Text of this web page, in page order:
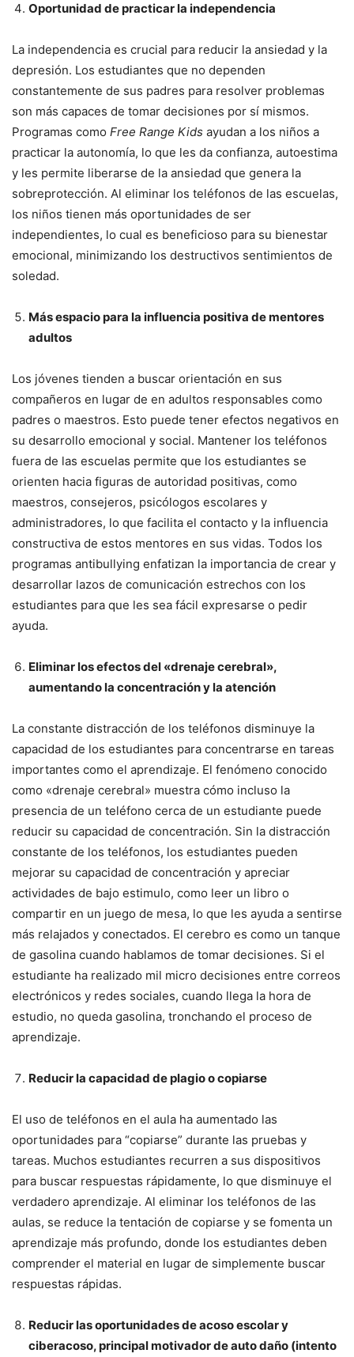
Oportunidad de practicar la independencia
La independencia es crucial para reducir la ansiedad y la
depresión. Los estudiantes que no dependen
constantemente de sus padres para resolver problemas
son más capaces de tomar decisiones por sí mismos.
Programas como Free Range Kids ayudan a los niños a
practicar la autonomía, lo que les da confianza, autoestima
y les permite liberarse de la ansiedad que genera la
sobreprotección. Al eliminar los teléfonos de las escuelas,
los niños tienen más oportunidades de ser
independientes, lo cual es beneficioso para su bienestar
emocional, minimizando los destructivos sentimientos de
soledad.
Más espacio para la influencia positiva de mentores
adultos
Los jóvenes tienden a buscar orientación en sus
compañeros en lugar de en adultos responsables como
padres o maestros. Esto puede tener efectos negativos en
su desarrollo emocional y social. Mantener los teléfonos
fuera de las escuelas permite que los estudiantes se
orienten hacia figuras de autoridad positivas, como
maestros, consejeros, psicólogos escolares y
administradores, lo que facilita el contacto y la influencia
constructiva de estos mentores en sus vidas. Todos los
programas antibullying enfatizan la importancia de crear y
desarrollar lazos de comunicación estrechos con los
estudiantes para que les sea fácil expresarse o pedir
ayuda.
Eliminar los efectos del «drenaje cerebral»,
aumentando la concentración y la atención
La constante distracción de los teléfonos disminuye la
capacidad de los estudiantes para concentrarse en tareas
importantes como el aprendizaje. El fenómeno conocido
como «drenaje cerebral» muestra cómo incluso la
presencia de un teléfono cerca de un estudiante puede
reducir su capacidad de concentración. Sin la distracción
constante de los teléfonos, los estudiantes pueden
mejorar su capacidad de concentración y apreciar
actividades de bajo estimulo, como leer un libro o
compartir en un juego de mesa, lo que les ayuda a sentirse
más relajados y conectados. El cerebro es como un tanque
de gasolina cuando hablamos de tomar decisiones. Si el
estudiante ha realizado mil micro decisiones entre correos
electrónicos y redes sociales, cuando llega la hora de
estudio, no queda gasolina, tronchando el proceso de
aprendizaje.
Reducir la capacidad de plagio o copiarse
El uso de teléfonos en el aula ha aumentado las
oportunidades para “copiarse” durante las pruebas y
tareas. Muchos estudiantes recurren a sus dispositivos
para buscar respuestas rápidamente, lo que disminuye el
verdadero aprendizaje. Al eliminar los teléfonos de las
aulas, se reduce la tentación de copiarse y se fomenta un
aprendizaje más profundo, donde los estudiantes deben
comprender el material en lugar de simplemente buscar
respuestas rápidas.
Reducir las oportunidades de acoso escolar y
ciberacoso, principal motivador de auto daño (intento